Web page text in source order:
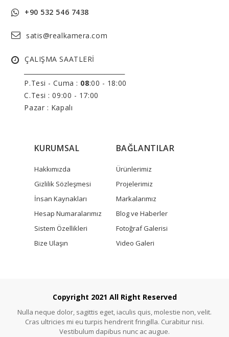
+90 532 546 7438
satis@realkamera.com
ÇALIŞMA SAATLERİ
P.Tesi - Cuma : 08:00 - 18:00
C.Tesi : 09:00 - 17:00
Pazar : Kapalı
KURUMSAL
Hakkımızda
Gizlilik Sözleşmesi
İnsan Kaynakları
Hesap Numaralarımız
Sistem Özellikleri
Bize Ulaşın
BAĞLANTILAR
Ürünlerimiz
Projelerimiz
Markalarımız
Blog ve Haberler
Fotoğraf Galerisi
Video Galeri
Copyright 2021 All Right Reserved
Nulla neque dolor, sagittis eget, iaculis quis, molestie non, velit.
Cras ultricies mi eu turpis hendrerit fringilla. Curabitur nisi.
Vestibulum dapibus nunc ac augue.